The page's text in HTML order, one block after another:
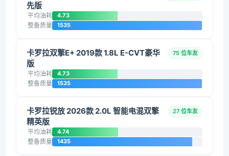
先版
平均油耗 4.73
整备质量 1535
卡罗拉双擎E+ 2019款 1.8L E-CVT豪华
版
75 位车友
平均油耗 4.73
整备质量 1535
卡罗拉锐放 2026款 2.0L 智能电混双擎
精英版
27 位车友
平均油耗 4.74
整备质量 1435